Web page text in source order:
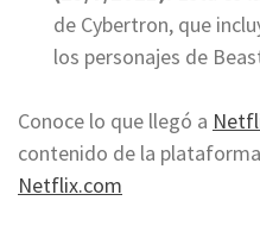
de Cybertron, que
los personajes de
Conoce lo que llegó a
contenido de la
Netflix.com